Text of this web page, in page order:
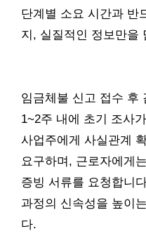
단계별 소요 시간과 반
지, 실질적인 정보만을
임금체불 신고 접수 후
1~2주 내에 초기 조사
사업주에게 사실관계
요구하며, 근로자에게
증빙 서류를 요청합니
과정의 신속성을 높이
다.